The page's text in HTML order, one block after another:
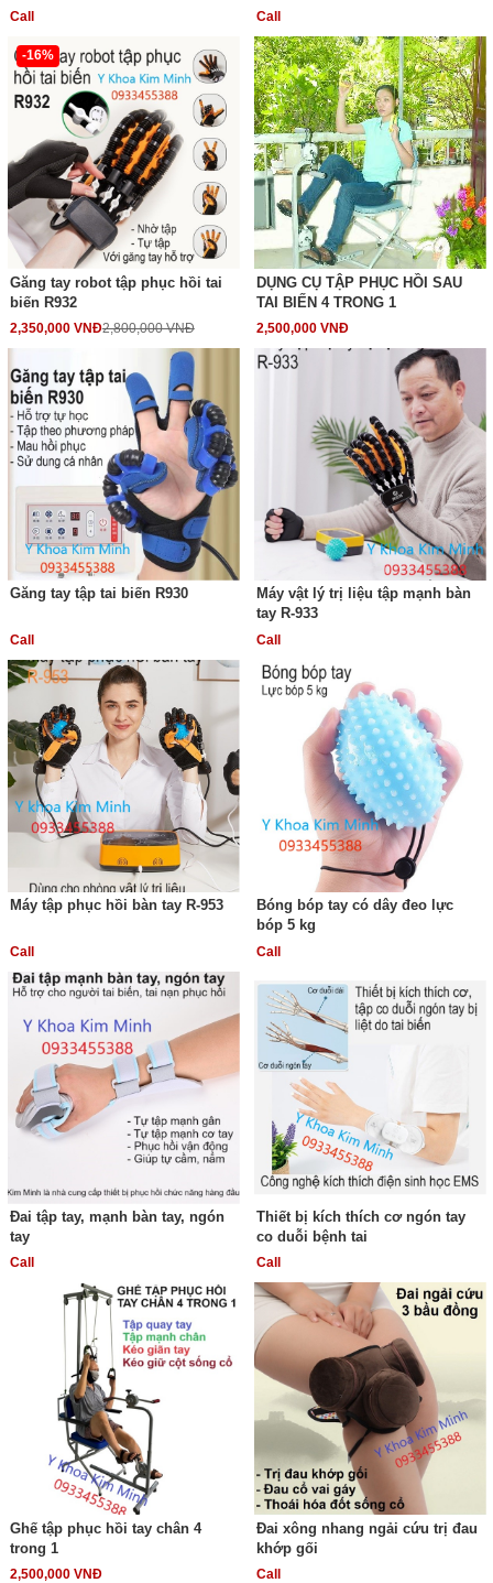
Call Call
-16%
Găng tay robot tập phục hồi tai
biến R932
2,350,000 VNĐ2,800,000 VNĐ
DỤNG CỤ TẬP PHỤC HỒI SAU
TAI BIẾN 4 TRONG 1
2,500,000 VNĐ
Găng tay tập tai biến R930
Call
Máy vật lý trị liệu tập mạnh bàn
tay R-933
Call
Máy tập phục hồi bàn tay R-953
Call
Bóng bóp tay có dây đeo lực
bóp 5 kg
Call
Đai tập tay, mạnh bàn tay, ngón
tay
Call
Thiết bị kích thích cơ ngón tay
co duỗi bệnh tai
Call
Ghế tập phục hồi tay chân 4
trong 1
2,500,000 VNĐ
Đai xông nhang ngải cứu trị đau
khớp gối
Call